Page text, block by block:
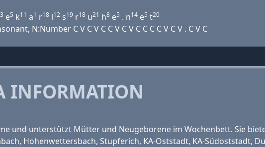
e5 k11 a1 r18 l12 s19 r18 u21 h8 e5 . n14 e5 t20
N:Number C V C V C C V C V C C C C V C V . C V C
INFORMATION
und unterstützt Mütter und Neugeborene im Wochenbett. Sie
Hohenwettersbach, Stupferich, KA-Oststadt, KA-Südoststadt,